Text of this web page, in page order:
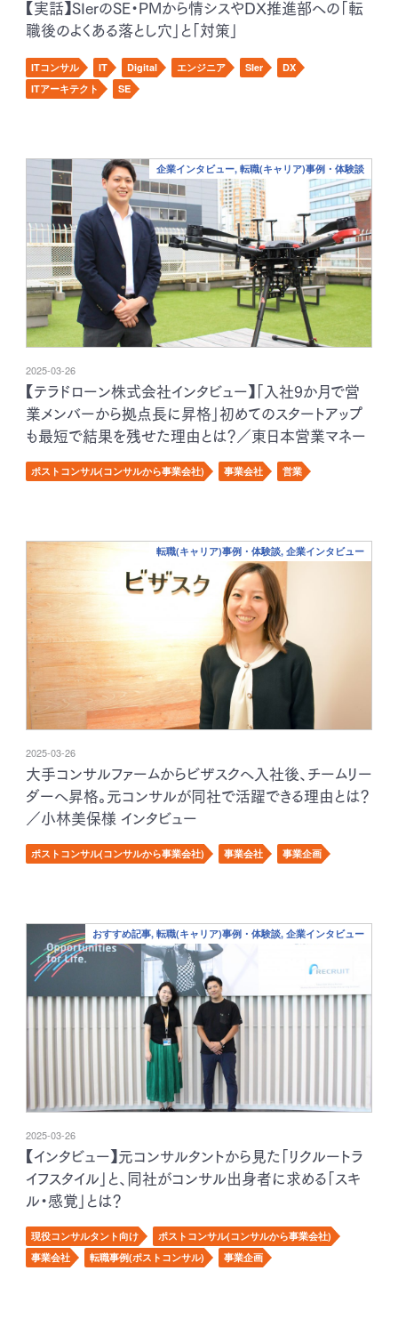
【実話】SIerのSE・PMから情シスやDX推進部への「転
職後のよくある落とし穴」と「対策」
ITコンサル IT Digital エンジニア SIer
DX
ITアーキテクト
SE
企業インタビュー, 転職(キャリア)事例・体験談
2025-03-26
【テラドローン株式会社インタビュー】「入社9か月で営
業メンバーから拠点長に昇格」初めてのスタートアップ
も最短で結果を残せた理由とは？／東日本営業マネー
ジャー 森田雄志様
ポストコンサル(コンサルから事業会社) 事業会社 営業
転職(キャリア)事例・体験談, 企業インタビュー
2025-03-26
大手コンサルファームからビザスクへ入社後、チームリー
ダーへ昇格。元コンサルが同社で活躍できる理由とは？
／小林美保様 インタビュー
ポストコンサル(コンサルから事業会社) 事業会社 事業企画
おすすめ記事, 転職(キャリア)事例・体験談, 企業インタビュー
2025-03-26
【インタビュー】元コンサルタントから見た「リクルートラ
イフスタイル」と、同社がコンサル出身者に求める「スキ
ル・感覚」とは？
現役コンサルタント向け
ポストコンサル(コンサルから事業会社)
事業会社
転職事例(ポストコンサル) 事業企画